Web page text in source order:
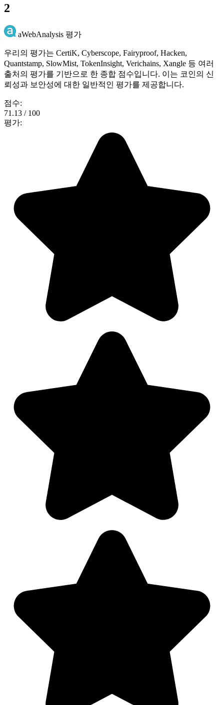
2
aWebAnalysis 평가
우리의 평가는 CertiK, Cyberscope, Fairyproof, Hacken,
Quantstamp, SlowMist, TokenInsight, Verichains, Xangle 등 여러
출처의 평가를 기반으로 한 종합 점수입니다. 이는 코인의 신
뢰성과 보안성에 대한 일반적인 평가를 제공합니다.
점수:
71.13 / 100
평가: